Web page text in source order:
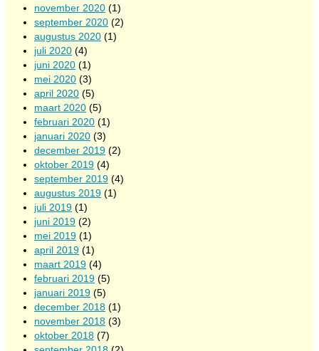
november 2020 (1)
september 2020 (2)
augustus 2020 (1)
juli 2020 (4)
juni 2020 (1)
mei 2020 (3)
april 2020 (5)
maart 2020 (5)
februari 2020 (1)
januari 2020 (3)
december 2019 (2)
oktober 2019 (4)
september 2019 (4)
augustus 2019 (1)
juli 2019 (1)
juni 2019 (2)
mei 2019 (1)
april 2019 (1)
maart 2019 (4)
februari 2019 (5)
januari 2019 (5)
december 2018 (1)
november 2018 (3)
oktober 2018 (7)